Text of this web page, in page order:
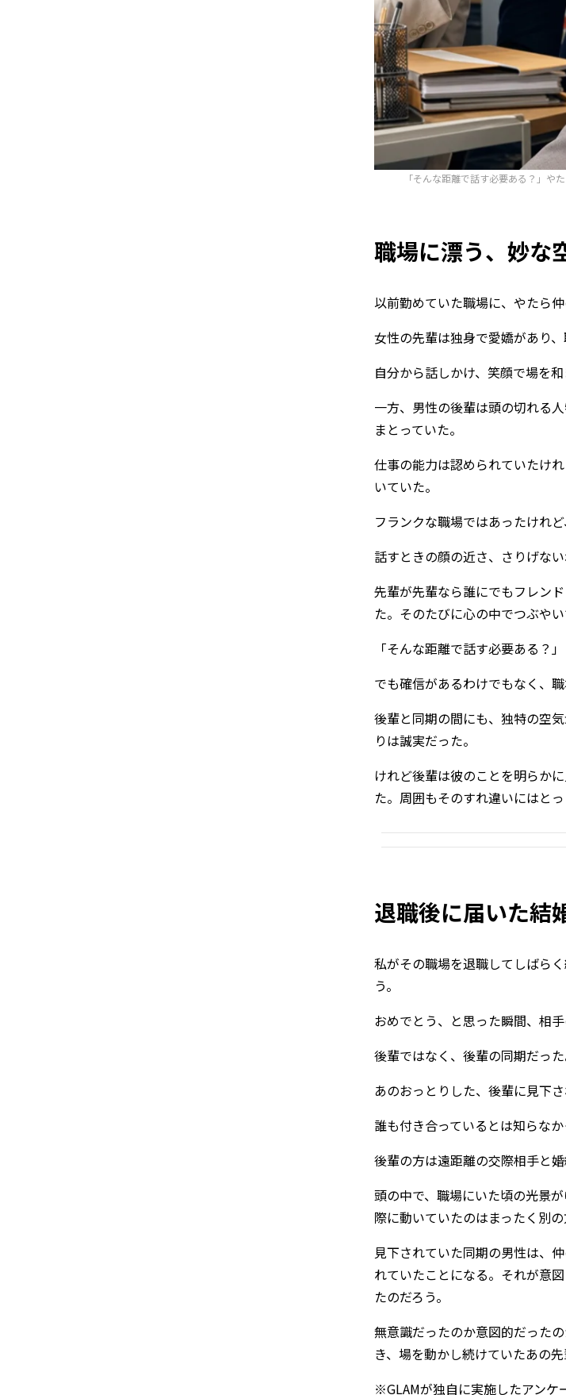
「そんな距離で話す必要ある？」
職場に漂う、妙な
以前勤めていた職場に、やたら
女性の先輩は独身で愛嬌があり
自分から話しかけ、笑顔で場を
一方、男性の後輩は頭の切れる
まとっていた。
仕事の能力は認められていたけ
いていた。
フランクな職場ではあったけれ
話すときの顔の近さ、さりげない
先輩が先輩なら誰にでもフレン
た。そのたびに心の中でつぶやい
「そんな距離で話す必要ある？」
でも確信があるわけでもなく、
後輩と同期の間にも、独特の空
りは誠実だった。
けれど後輩は彼のことを明らか
た。周囲もそのすれ違いにはとっ
退職後に届いた結
私がその職場を退職してしばら
う。
おめでとう、と思った瞬間、相
後輩ではなく、後輩の同期だった
あのおっとりした、後輩に見下さ
誰も付き合っているとは知らな
後輩の方は遠距離の交際相手と
頭の中で、職場にいた頃の光景
際に動いていたのはまったく別の
見下されていた同期の男性は、
れていたことになる。それが意
たのだろう。
無意識だったのか意図的だった
き、場を動かし続けていたあの
※GLAMが独自に実施したアンケ